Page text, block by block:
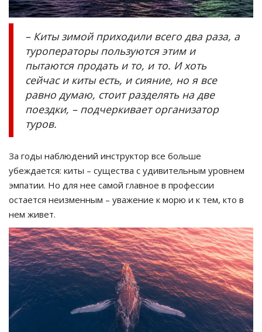
– Киты зимой приходили всего два раза, а
туроператоры пользуются этим и
пытаются продать и то, и то. И хоть
сейчас и киты есть, и сияние, но я все
равно думаю, стоит разделять на две
поездки, – подчеркивает организатор
туров.
За годы наблюдений инструктор все больше
убеждается: киты – существа с удивительным уровнем
эмпатии. Но для нее самой главное в профессии
остается неизменным – уважение к морю и к тем, кто в
нем живет.